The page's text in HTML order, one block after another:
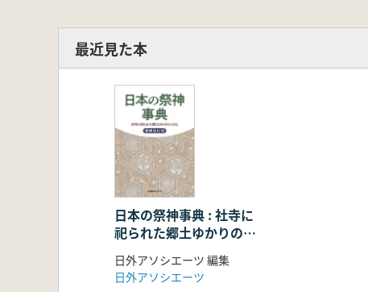
最近見た本
日本の祭神事典 : 社寺に
祀られた郷土ゆかりの人
びと 増補改訂版
日外アソシエーツ 編集
日外アソシエーツ